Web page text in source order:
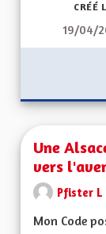
CRÉÉ
19/04/
Une
vers
Pfister L
Mon Code